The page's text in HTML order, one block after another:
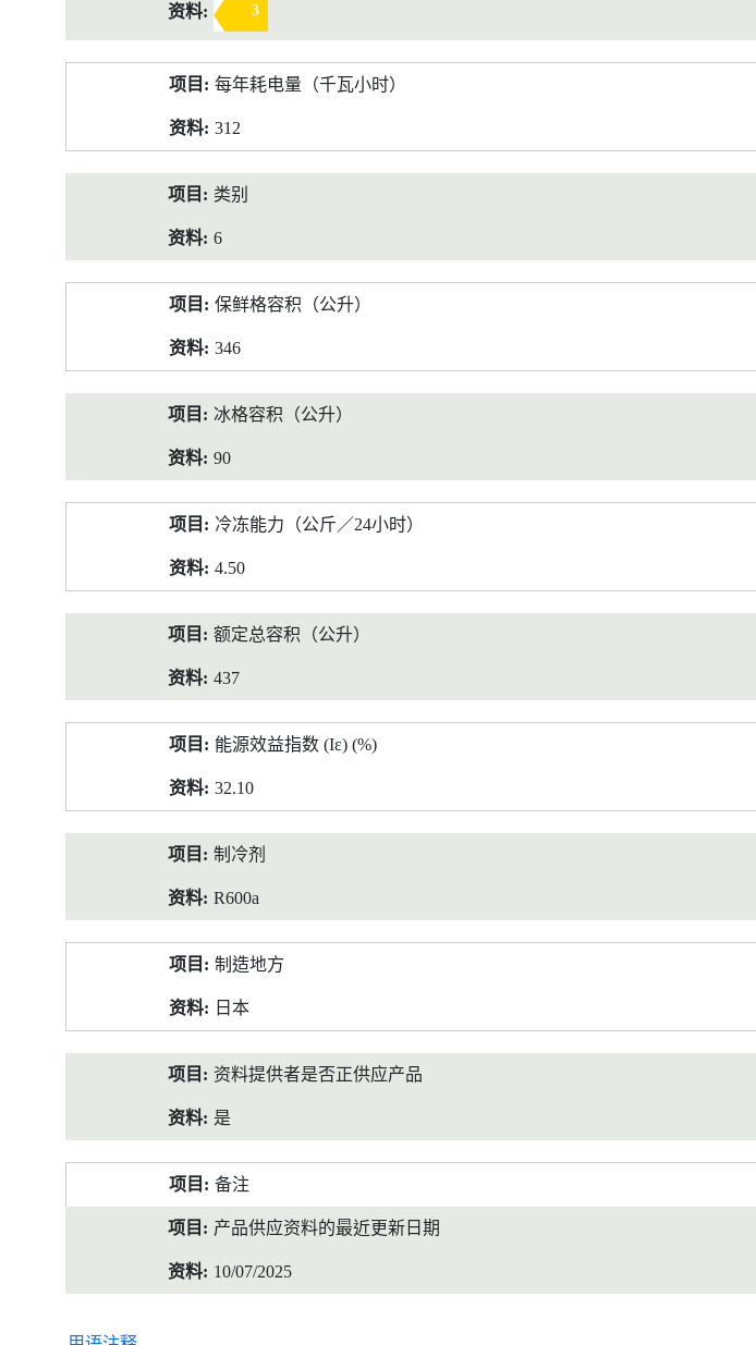
3
每年耗电量（千瓦小时）
312
类别
6
保鲜格容积（公升）
346
冰格容积（公升）
90
冷冻能力（公斤／24小时）
4.50
额定总容积（公升）
437
能源效益指数 (Iε) (%)
32.10
制冷剂
R600a
制造地方
日本
资料提供者是否正供应产品
是
备注
产品供应资料的最近更新日期
10/07/2025